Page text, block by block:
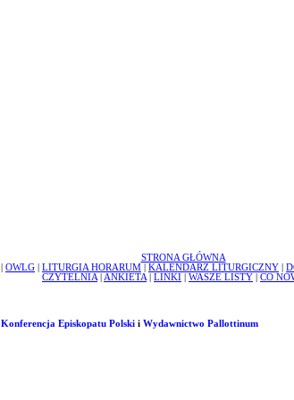
STRONA GŁÓWNA
OWLG LITURGIA HORARUM KALENDARZ LITURGICZNY
CZYTELNIA
ANKIETA LINKI WASZE LISTY CO
Konferencja Episkopatu Polskii Wydawnictwo Pallottinum